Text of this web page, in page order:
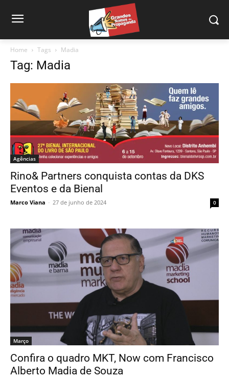
Home Tags Madia
Tag: Madia
Agências
Rino& Partners conquista contas da DKS
Eventos e da Bienal
Marco Viana - 27 de junho de 2024 0
Março
Confira o quadro MKT, Now com Francisco
Alberto Madia de Souza